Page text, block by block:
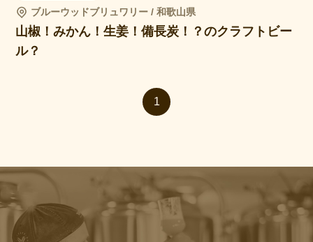
ブルーウッドブリュワリー / 和歌山県
山椒！みかん！生姜！備長炭！？のクラフトビー
ル？
1